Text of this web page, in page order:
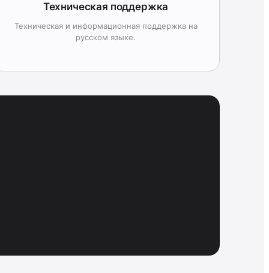
Техническая поддержка
Техническая и информационная поддержка на
русском языке.